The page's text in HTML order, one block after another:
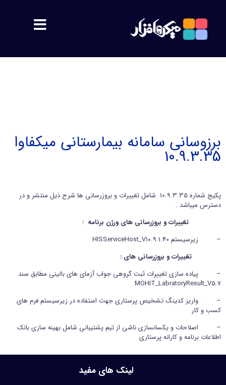
پشتیبانی
ورود اعضا
تماس با ما
برزوسانی سامانه بیمارستانی میکفاوا
10.9.3.35
پکیج شماره 10.9.3.35 شامل تغییرات و بروزرسانی ها شرح ذیل منتشر و در
دسترس میباشد .
تغییرات و بروزرسانی های ورژن برنامه :
– زیرسیستم HISServiceHost_V10.9.1.40
تغییرات و بروزرسانی های :
– پیاده سازی تغییرات ثبت گروهی جواب آزمای های بالینی مطابق سند
MOHIT_LabratoryResult_V5.7
– واریز کدینگ تشخیص پرستاری جهت استفاده در زیرسیستم فرم های
کسب و کار
– اصلاحات و یکسانسازی ناشی از تیم پشتیبانی شامل بهینه سازی بانک
اطلاعات برنامه و کارانه پرستاری
لینک های مفید